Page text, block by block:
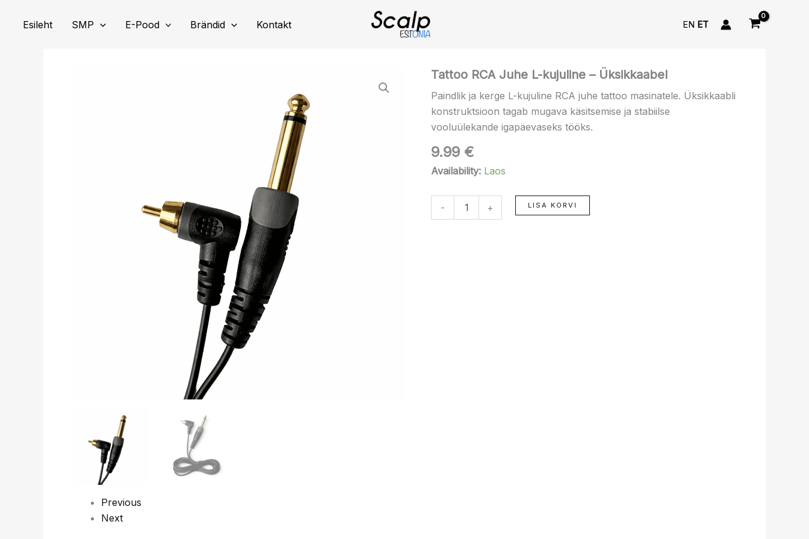
Esileht SMP E-Pood Brändid Kontakt EN ET
Previous
Next
Tattoo RCA Juhe L-kujuline – Üksikkaabel
Paindlik ja kerge L-kujuline RCA juhe tattoo masinatele. Üksikkaabli
konstruktsioon tagab mugava käsitsemise ja stabiilse
vooluülekande igapäevaseks tööks.
9.99 €
Availability: Laos
-
Tattoo
Juhe
L-
–
Üksikkaabel
kogus
+ LISA KORVI